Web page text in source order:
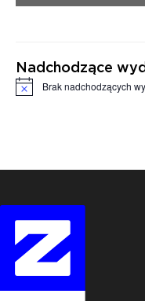
Nadchodzące
Powiadomienie
Brak nadchodzących